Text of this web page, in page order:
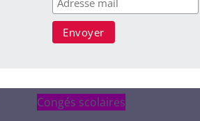
Congés scolaires